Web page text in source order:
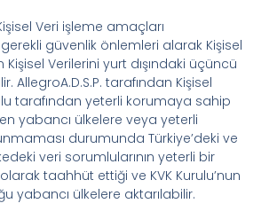
Veri işleme amaçları
güvenlik önlemleri alarak Kişisel
Kişisel Verilerini yurt dışındaki üçüncü
AllegroA.D.S.P. tarafından Kişisel
tarafından yeterli korumaya sahip
yabancı ülkelere veya yeterli
durumunda Türkiye’deki ve
veri sorumlularının yeterli bir
olarak taahhüt ettiği ve KVK Kurulu’nun
yabancı ülkelere aktarılabilir.